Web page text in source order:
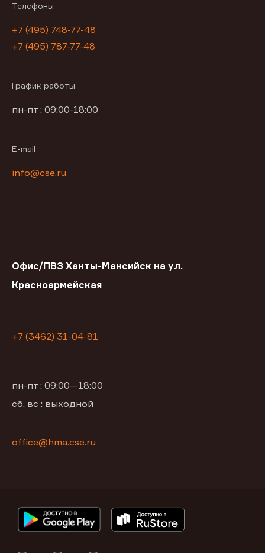
Телефоны
+7 (495) 748-77-48
+7 (495) 787-77-48
График работы
пн-пт : 09:00-18:00
E-mail
info@cse.ru
Офис/ПВЗ Ханты-Мансийск на ул.
Красноармейская
+7 (3462) 31-04-81
пн-пт : 09:00—18:00
сб, вс : выходной
office@hma.cse.ru